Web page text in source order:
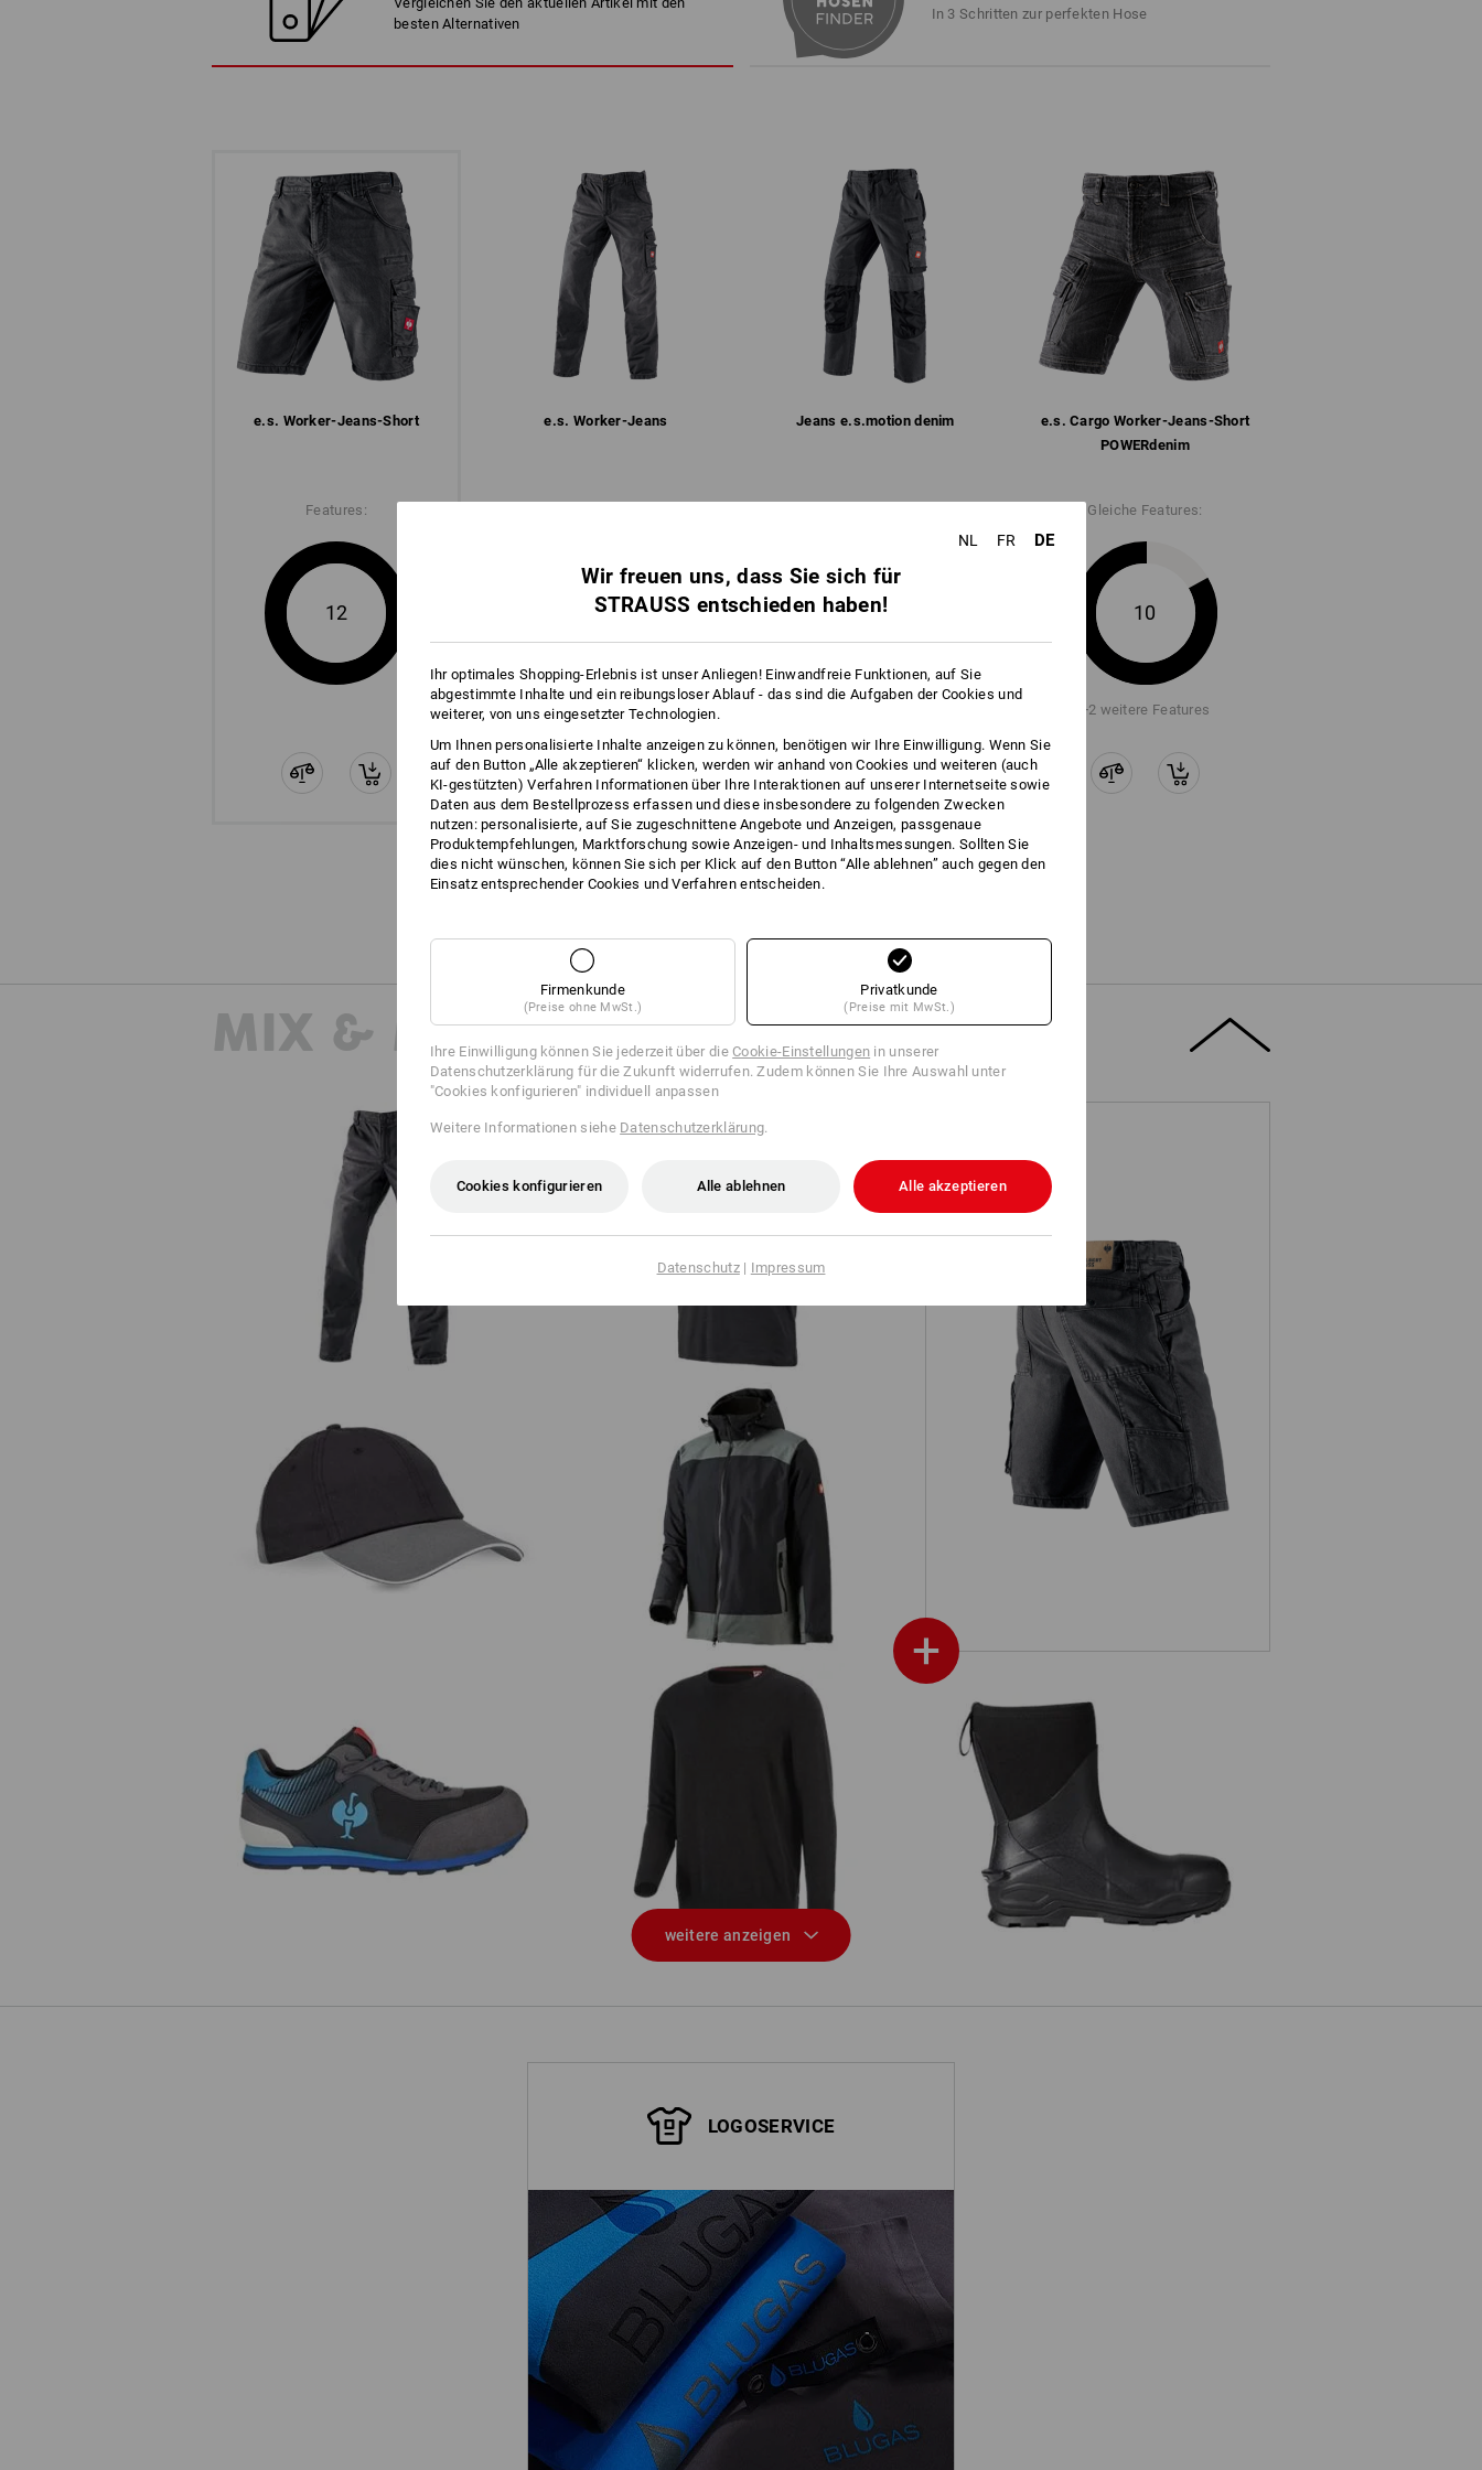
Maschinenwäsche 40 °C
Nicht bleichen
Trocknen im Trockner schonend
Bitte bei der Größenwahl beachten:
Reine Baumwolle kann 3-5 % einlaufen.
!!! Saisonartikel !!! Lieferung nur solange Vorrat reicht !!!
Personalisierung:
mehr
ist eine separate Tasche direkt an der Hose ein echtes
Muss. Sicher verstaut und immer griffbereit: So soll es sein.
besten Alternativen
In 3 Schritten zur perfekten Hose
e.s. Worker-Jeans-Short
Features:
12
e.s. Worker-Jeans Jeans e.s.​motion denim
e.s. Cargo Worker-Jeans-Short
POWERdenim
11 10
Gleiche Features:
10
+2 weitere Features
Alle Details vergleichen
MIX & MATCH
e.s. Worker-Jeans-Short
+
e.s. Worker-Jeans e.s. T-Shirt cotton slub V-Neck
e.s. Cap color e.s. 3 in 1 Funktionsjacke, Herren
S1 Sicherheitshalbschuhe e.s. Sirius II e.s. Strickpullover, rundhals
S5 Neopren Sicherheitsstiefel e.s. Kore
high
weitere anzeigen
LOGOSERVICE
NL FR DE
Wir freuen uns, dass Sie sich für
STRAUSS entschieden haben!
Ihr optimales Shopping-Erlebnis ist unser Anliegen! Einwandfreie Funktionen, auf Sie
abgestimmte Inhalte und ein reibungsloser Ablauf - das sind die Aufgaben der Cookies und
weiterer, von uns eingesetzter Technologien.
Um Ihnen personalisierte Inhalte anzeigen zu können, benötigen wir Ihre Einwilligung. Wenn Sie
auf den Button „Alle akzeptieren“ klicken, werden wir anhand von Cookies und weiteren (auch
KI-gestützten) Verfahren Informationen über Ihre Interaktionen auf unserer Internetseite sowie
Daten aus dem Bestellprozess erfassen und diese insbesondere zu folgenden Zwecken
nutzen: personalisierte, auf Sie zugeschnittene Angebote und Anzeigen, passgenaue
Produktempfehlungen, Marktforschung sowie Anzeigen- und Inhaltsmessungen. Sollten Sie
dies nicht wünschen, können Sie sich per Klick auf den Button “Alle ablehnen” auch gegen den
Einsatz entsprechender Cookies und Verfahren entscheiden.
Firmenkunde
(Preise ohne MwSt.)
Privatkunde
(Preise mit MwSt.)
Ihre Einwilligung können Sie jederzeit über dieCookie-Einstellungen in unserer
Datenschutzerklärung für die Zukunft widerrufen. Zudem können Sie Ihre Auswahl unter
"Cookies konfigurieren" individuell anpassen
Weitere Informationen siehe Datenschutzerklärung.
Cookies konfigurieren Alle ablehnen Alle akzeptieren
Datenschutz| Impressum